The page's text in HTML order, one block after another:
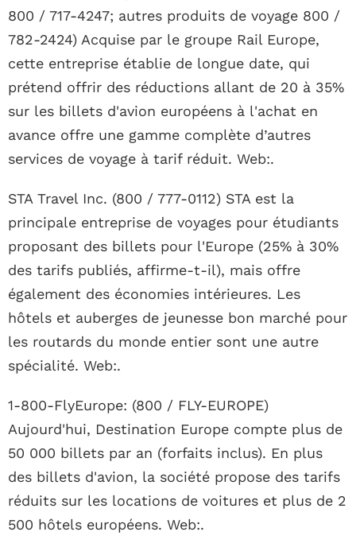
800 / 717-4247; autres produits de voyage 800 /
782-2424) Acquise par le groupe Rail Europe,
cette entreprise établie de longue date, qui
prétend offrir des réductions allant de 20 à 35%
sur les billets d'avion européens à l'achat en
avance offre une gamme complète d’autres
services de voyage à tarif réduit. Web:.
STA Travel Inc. (800 / 777-0112) STA est la
principale entreprise de voyages pour étudiants
proposant des billets pour l'Europe (25% à 30%
des tarifs publiés, affirme-t-il), mais offre
également des économies intérieures. Les
hôtels et auberges de jeunesse bon marché pour
les routards du monde entier sont une autre
spécialité. Web:.
1-800-FlyEurope: (800 / FLY-EUROPE)
Aujourd'hui, Destination Europe compte plus de
50 000 billets par an (forfaits inclus). En plus
des billets d'avion, la société propose des tarifs
réduits sur les locations de voitures et plus de 2
500 hôtels européens. Web:.